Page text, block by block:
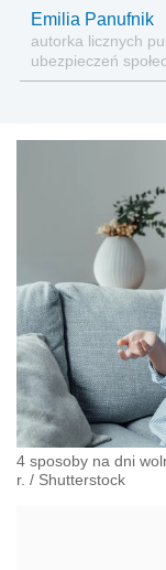
Emilia Panufnik
autorka licznych
ubezpieczeń
nieruchomości
4 sposoby na dni
r. / Shutterstock